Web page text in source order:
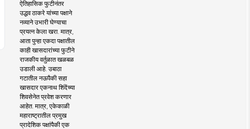
ऐतिहासिक फुटीनंतर
उद्धव ठाकरे यांच्या पक्षाने
नव्याने उभारी घेण्याचा
प्रयत्न केला खरा. मात्र,
आता पुन्हा एकदा पक्षातील
काही खासदारांच्या फुटीने
राजकीय वर्तुळात खळबळ
उडाली आहे. उबाठा
गटातील नऊपैकी सहा
खासदार एकनाथ शिंदेंच्या
शिवसेनेत प्रवेश करणार
आहेत. मात्र, एकेकाळी
महाराष्ट्रातील प्रमुख
प्रादेशिक पक्षांपैकी एक